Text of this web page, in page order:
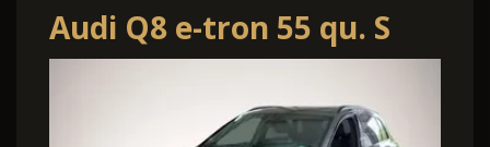
Audi Q8 e-tron 55 qu. S
line
Edition*Head_up*Matrix*P